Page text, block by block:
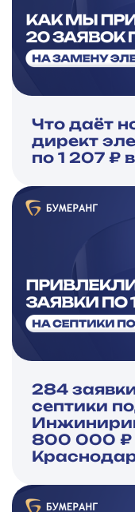
Что даёт
директ
по 1 207 ₽
284
септики
800 000 ₽